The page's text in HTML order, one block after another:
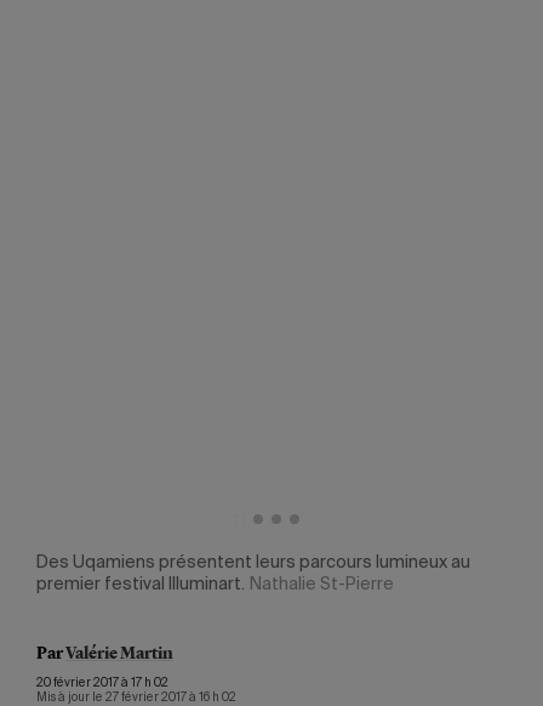
Des Uqamiens présentent leurs parcours lumineux au
premier festival Illuminart. Nathalie St-Pierre
ParValérie Martin
20 février 2017 à 17 h 02
Mis à jour le 27 février 2017 à 16 h 02